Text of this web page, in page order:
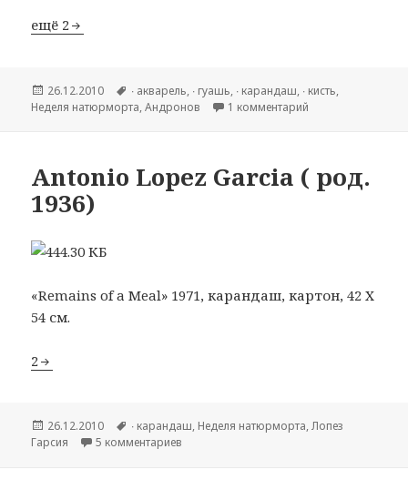
ещё 2
Опубликовано
26.12.2010 Метки
∙ акварель, ∙ гуашь, ∙ карандаш, ∙ кисть,
Hеделя натюрморта,Андронов 1 комментарий
Antonio Lopez Garcia ( род.
1936)
«Remains of a Meal» 1971, карандаш, картон, 42 Х
54 см.
2
Опубликовано
26.12.2010 Метки
∙ карандаш, Hеделя натюрморта,Лопез
Гарсия
5 комментариев